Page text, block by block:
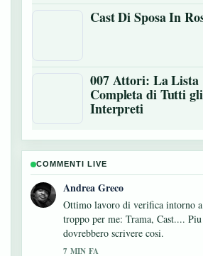
Cast Di Sposa In
007 Attori: La Lista
Completa di Tutti gli
Interpreti
COMMENTI LIVE
Sara Moretti
Ottima analisi di Cast Di Fire
sintesi piu chiara che abbia visto
9 MIN FA